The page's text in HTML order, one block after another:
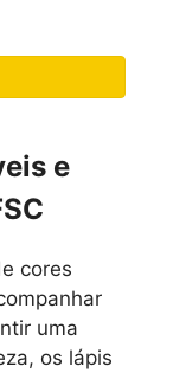
e
cores
uma
os lápis